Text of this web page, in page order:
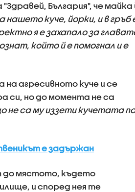
България", че майка
нашето куче, йорки, и в гръб
я е захапало за
който й е помогнал и е
агресивното куче и се
си, но до момента не са
не са му иззети кучетата
е задържан
до мястото, където
и според нея те